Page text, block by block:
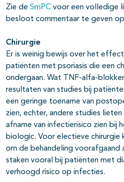
Zie de SmPC voor een volledige
besloot commentaar te geven
Chirurgie
Er is weinig bewijs over het
patiënten met psoriasis die een
ondergaan. Wat TNF-alfa-
resultaten van studies bij
een geringe toename van
zien, echter, andere studies
afname van infectierisico zien bij
biologic. Voor electieve chirurgie
om de behandeling voorafgaand
staken vooral bij patiënten met
verhoogd risico op infecties.